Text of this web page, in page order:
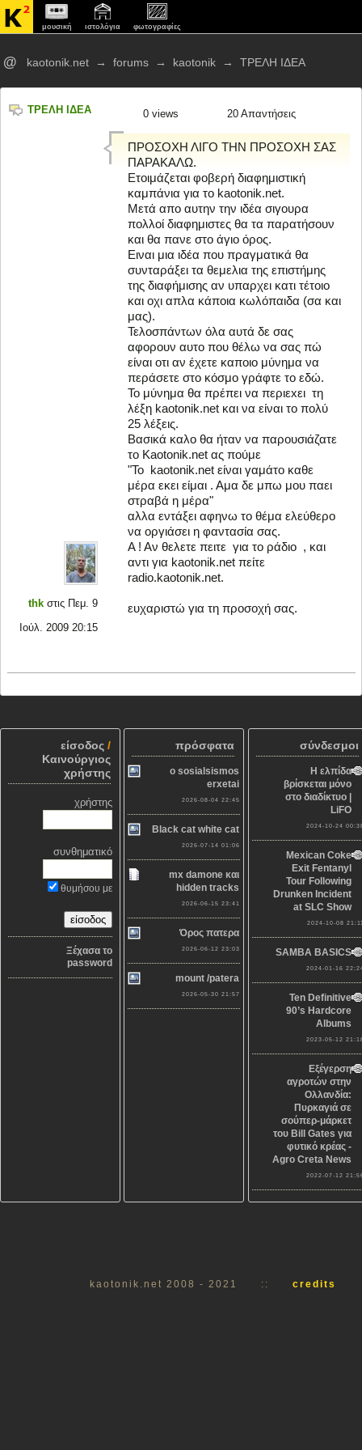
μουσική ιστολόγια φωτογραφίες
@ kaotonik.net → forums → kaotonik → ΤΡΕΛΗ ΙΔΕΑ
ΤΡΕΛΗ ΙΔΕΑ 0views 20 Απαντήσεις
thkστις Πεμ. 9
Ιούλ. 2009 20:15
ΠΡΟΣΟΧΗ ΛΙΓΟ ΤΗΝ ΠΡΟΣΟΧΗ ΣΑΣ
ΠΑΡΑΚΑΛΩ.
Ετοιμάζεται φοβερή διαφημιστική
καμπάνια για το kaotonik.net.
Μετά απο αυτην την ιδέα σιγουρα
πολλοί διαφημιστες θα τα παρατήσουν
και θα πανε στο άγιο όρος.
Ειναι μια ιδέα που πραγματικά θα
συνταράξει τα θεμελια της επιστήμης
της διαφήμισης αν υπαρχει κατι τέτοιο
και οχι απλα κάποια κωλόπαιδα (σα και
μας).
Τελοσπάντων όλα αυτά δε σας
αφορουν αυτο που θέλω να σας πώ
είναι οτι αν έχετε καποιο μύνημα να
περάσετε στο κόσμο γράφτε το εδώ.
Το μύνημα θα πρέπει να περιεxει τη
λέξη kaotonik.net και να είναι το πολύ
25 λέξεις.
Βασικά καλο θα ήταν να παρουσιάζατε
το Kaotonik.net ας πούμε
"Το kaotonik.net είναι γαμάτο καθε
μέρα εκει είμαι . Αμα δε μπω μου παει
στραβά η μέρα"
αλλα εντάξει αφηνω το θέμα ελεύθερο
να οργιάσει η φαντασία σας.
A ! Aν θελετε πειτε για το ράδιο , και
αντι για kaotonik.net πείτε
radio.kaotonik.net.
ευχαριστώ για τη προσοχή σας.
είσοδος/
Καινούργιος
χρήστης
χρήστης
συνθηματικό
θυμήσου με
Ξέχασα το
password
πρόσφατα
o sosialsismos
erxetai
2026-08-04 22:45
Black cat white cat
2026-07-14 01:06
mx damone και
hidden tracks
2026-06-15 23:41
Όρος πατερα
2026-06-12 23:03
mount /patera
2026-05-30 21:57
σύνδεσμοι
Η ελπίδα
βρίσκεται μόνο
στο διαδίκτυο |
LiFO
2024-10-24
Mexican Coke
Exit Fentanyl
Tour Following
Drunken Incident
at SLC Show
2024-10-08
SAMBA BASICS
2024-01-16
Ten Definitive
90’s Hardcore
Albums
2023-05-12
Εξέγερση
αγροτών στην
Ολλανδία:
Πυρκαγιά σε
σούπερ-μάρκετ
του Bill Gates για
φυτικό κρέας -
Agro Creta News
2022-07-12
kaotonik.net 2008 - 2021 :: credits